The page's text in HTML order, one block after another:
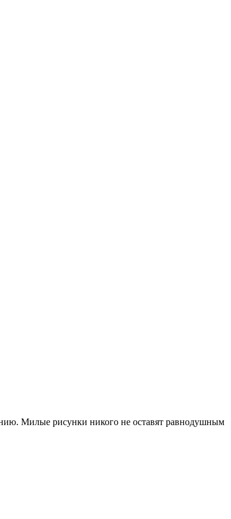
Милые рисунки никого не оставят равнодушным